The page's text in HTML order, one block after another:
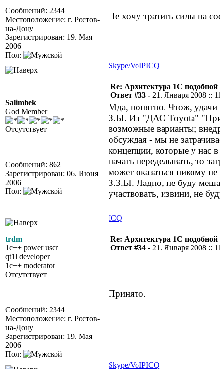
Сообщений: 2344
Местоположение: г. Ростов-
на-Дону
Зарегистрирован: 19. Мая
2006
Пол:
Не хочу тратить силы на
Skype/VoIPICQ
Salimbek
God Member
Отсутствует
Сообщений: 862
Зарегистрирован: 06. Июня
2006
Пол:
Re: Архитектура 1С
Ответ #33 - 21. Января 2008 ::
Мда, понятно. Чтож, удачи
З.Ы. Из "ДАО Toyota"
возможные варианты;
обсуждая - мы не
концепции, которые у нас
начать переделывать, то
может оказаться никому
З.З.Ы. Ладно, не буду
участвовать, извини, не
ICQ
trdm
1c++ power user
qt1l developer
1c++ moderator
Отсутствует
Сообщений: 2344
Местоположение: г. Ростов-
на-Дону
Зарегистрирован: 19. Мая
2006
Пол:
Re: Архитектура 1С
Ответ #34 - 21. Января 2008 ::
Принято.
Skype/VoIPICQ